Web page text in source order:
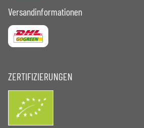
Versandinformationen
ZERTIFIZIERUNGEN